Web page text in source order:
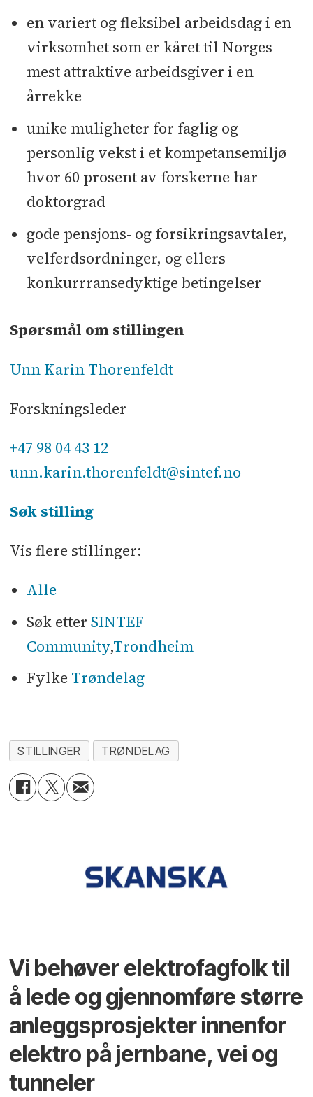
en variert og fleksibel arbeidsdag i en
virksomhet som er kåret til Norges
mest attraktive arbeidsgiver i en
årrekke
unike muligheter for faglig og
personlig vekst i et kompetansemiljø
hvor 60 prosent av forskerne har
doktorgrad
gode pensjons- og forsikringsavtaler,
velferdsordninger, og ellers
konkurrransedyktige betingelser
Spørsmål om stillingen
Unn Karin Thorenfeldt
Forskningsleder
+47 98 04 43 12
unn.karin.thorenfeldt@sintef.no
Søk stilling
Vis flere stillinger:
Alle
Søk etter SINTEF
Community,Trondheim
Fylke Trøndelag
STILLINGER TRØNDELAG
Vi behøver elektrofagfolk til
å lede og gjennomføre større
anleggsprosjekter innenfor
elektro på jernbane, vei og
tunneler